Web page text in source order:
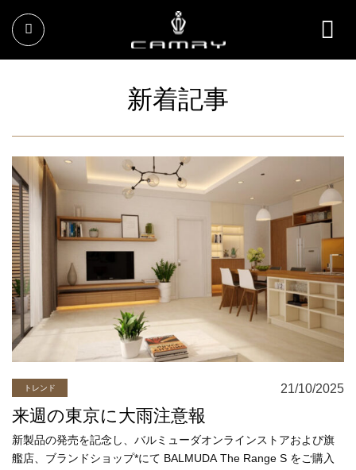
新着記事
トレンド
来週の東京に大雨注意報
21/10/2025
新製品の発売を記念し、バルミューダオンラインストアおよび旗
艦店、ブランドショップ*にて BALMUDA The Range S をご購入